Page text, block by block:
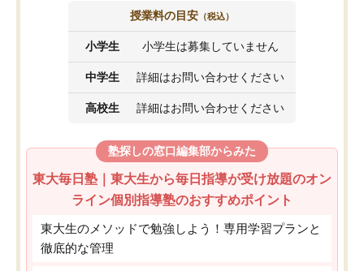
授業料の目安 （税込）
小学生 小学生は募集していません
中学生 詳細はお問い合わせください
高校生 詳細はお問い合わせください
塾探しの窓口編集部からみた
東大毎日塾｜東大生から毎日指導が受け放題のオン
ライン個別指導塾のおすすめポイント
東大生のメソッドで勉強しよう！専用学習プランと
徹底的な管理